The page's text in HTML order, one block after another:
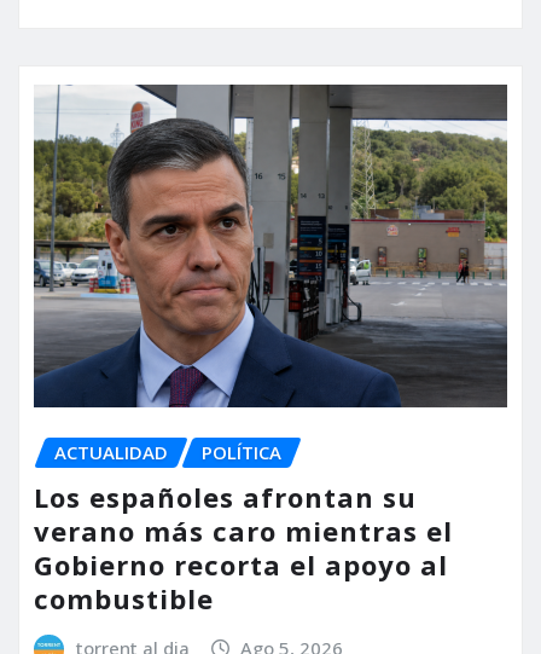
ACTUALIDAD POLÍTICA
Los españoles afrontan su
verano más caro mientras el
Gobierno recorta el apoyo al
combustible
torrent al dia Ago 5, 2026